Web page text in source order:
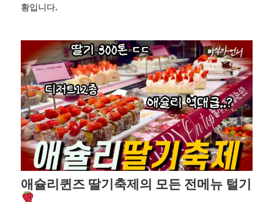
황입니다.
애슐리퀸즈 딸기축제의 모든 전메뉴 털기